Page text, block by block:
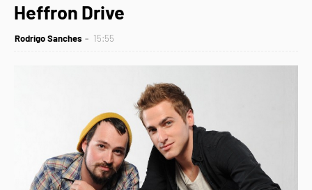
Heffron Drive
Rodrigo Sanches 15:55